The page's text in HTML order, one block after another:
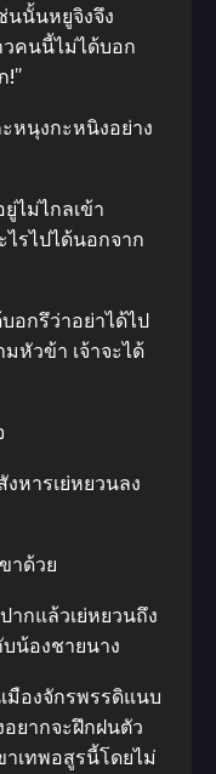
นนั้นหยูจิงจึง
วคนนี้ไม่ได้บอก
!”
หนุงกะหนิงอย่าง
ไม่ไกลเข้า
ไรไปได้นอกจาก
อกรึว่าอย่าได้ไป
หัวข้า เจ้าจะได้
หารเย่หยวนลง
าด้วย
ากแล้วเย่หยวนถึง
น้องชายนาง
มืองจักรพรรดิแนบ
ยากจะฝึกฝนตัว
าเทพอสูรนี้โดยไม่